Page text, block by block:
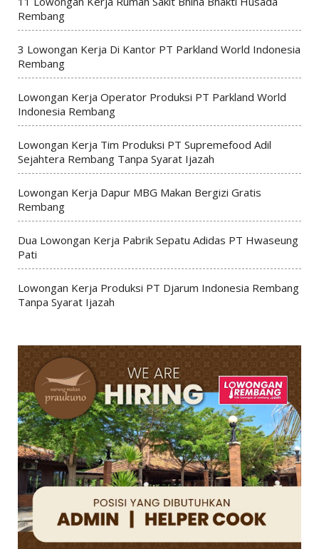
Rembang
3 Lowongan Kerja Di Kantor PT Parkland World Indonesia
Rembang
Lowongan Kerja Operator Produksi PT Parkland World
Indonesia Rembang
Lowongan Kerja Tim Produksi PT Supremefood Adil
Sejahtera Rembang Tanpa Syarat Ijazah
Lowongan Kerja Dapur MBG Makan Bergizi Gratis
Rembang
Dua Lowongan Kerja Pabrik Sepatu Adidas PT Hwaseung
Pati
Lowongan Kerja Produksi PT Djarum Indonesia Rembang
Tanpa Syarat Ijazah